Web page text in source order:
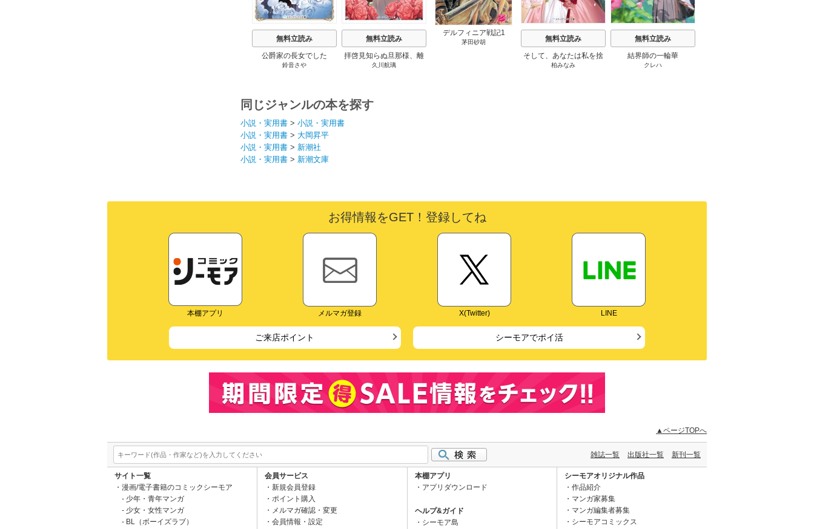
無料立読み
公爵家の長女でした
鈴音さや
無料立読み
拝啓見知らぬ旦那様、離
婚していただきます
久川航璃
デルフィニア戦記1
茅田砂胡
無料立読み
そして、あなたは私を捨
てる
柏みなみ
無料立読み
結界師の一輪華
クレハ
同じジャンルの本を探す
小説・実用書 > 小説・実用書
小説・実用書 > 大岡昇平
小説・実用書 > 新潮社
小説・実用書 > 新潮文庫
お得情報をGET！登録してね
本棚アプリ メルマガ登録 X(Twitter) LINE
ご来店ポイント シーモアでポイ活
▲ページTOPへ
雑誌一覧 出版社一覧 新刊一覧
サイト一覧
漫画/電子書籍のコミックシーモア
少年・青年マンガ
少女・女性マンガ
BL（ボーイズラブ）
会員サービス
新規会員登録
ポイント購入
メルマガ確認・変更
会員情報・設定
本棚アプリ
アプリダウンロード
ヘルプ&ガイド
シーモア島
シーモアオリジナル作品
作品紹介
マンガ家募集
マンガ編集者募集
シーモアコミックス